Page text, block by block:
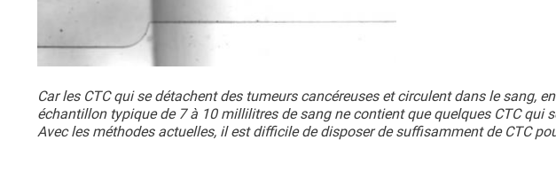
Car les CTC qui se détachent des tumeurs cancéreuses et circulent dans le sang,
échantillon typique de 7 à 10 millilitres de sang ne contient que quelques CTC qui
Avec les méthodes actuelles, il est difficile de disposer de suffisamment de CTC